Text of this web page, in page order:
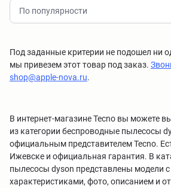
По популярности
Под заданные критерии не подошел ни
мы привезем этот товар под заказ.
shop@apple-nova.ru.
В интернет-магазине Tecno вы можете
из категории беспроводные пылесосы
официальным представителем Tecno.
Ижевске и официальная гарантия. В
пылесосы dyson представлены модели
характеристиками, фото, описанием и